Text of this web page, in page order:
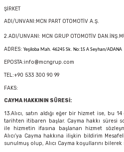
ŞİRKET
ADI/UNVANI:MCN PART OTOMOTİV A.Ş.
2.ADI/UNVANI: MCN GRUP OTOMOTİV
ADRES: Yeşiloba Mah. 46245 Sk. No:15 A Seyhan/ADANA
EPOSTA:info@mcngrup.com
TEL:+90 533 300 90 99
FAKS:
CAYMA HAKKININ SÜRESİ:
13.Alıcı, satın aldığı eğer bir hizmet ise, bu
tarihten itibaren başlar. Cayma hakkı süresi
ile hizmetin ifasına başlanan hizmet
Alıcı’ya Cayma hakkına ilişkin bildirim
sunulmuş olup, Alıcı Cayma koşullarını